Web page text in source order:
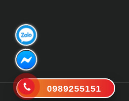
0989255151